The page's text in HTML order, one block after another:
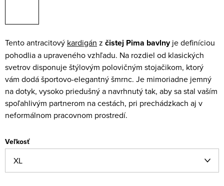
Tento antracitový kardigán z čistej Pima bavlnyje definíciou
pohodlia a upraveného vzhľadu. Na rozdiel od klasických
svetrov disponuje štýlovým polovičným stojačikom, ktorý
vám dodá športovo-elegantný šmrnc. Je mimoriadne jemný
na dotyk, vysoko priedušný a navrhnutý tak, aby sa stal vaším
spoľahlivým partnerom na cestách, pri prechádzkach aj v
neformálnom pracovnom prostredí.
Veľkosť